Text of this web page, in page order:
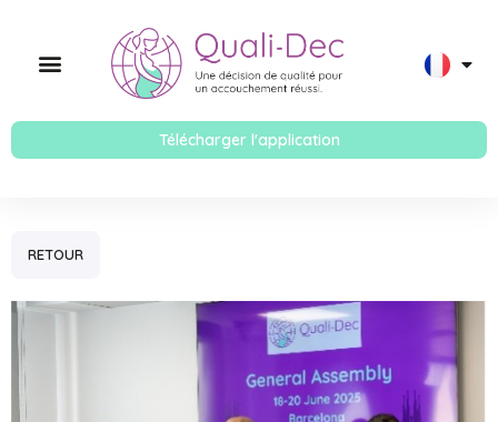
Télécharger l'application
RETOUR